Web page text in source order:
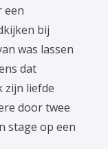
een
bij
was lassen
dat
zijn liefde
door twee
stage op een